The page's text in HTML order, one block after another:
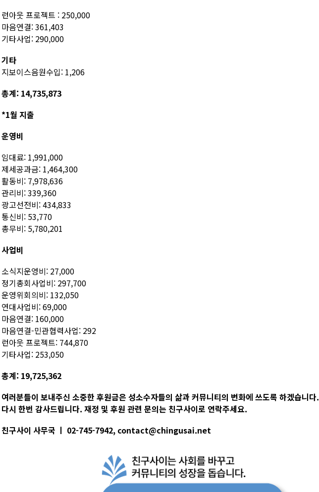
런아웃 프로젝트 : 250,000
마음연결: 361,403
기타사업: 290,000
기타
지보이스음원수입: 1,206
총계: 14,735,873
*1월 지출
운영비
임대료: 1,991,000
제세공과금: 1,464,300
활동비: 7,978,636
관리비: 339,360
광고선전비: 434,833
통신비: 53,770
총무비: 5,780,201
사업비
소식지운영비: 27,000
정기총회사업비: 297,700
운영위회의비: 132,050
연대사업비: 69,000
마음연결: 160,000
마음연결-민관협력사업: 292
런아웃 프로젝트: 744,870
기타사업: 253,050
총계: 19,725,362
여러분들이 보내주신 소중한 후원금은 성소수자들의 삶과 커뮤니티의 변화에 쓰도록 하겠습니다.
다시 한번 감사드립니다. 재정 및 후원 관련 문의는 친구사이로 연락주세요.
친구사이 사무국 ㅣ 02-745-7942, contact@chingusai.net